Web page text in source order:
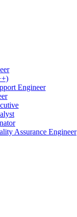
Engineer
Assurance Engineer